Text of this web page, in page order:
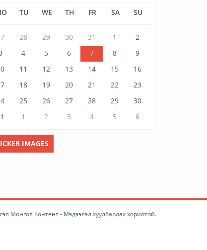
March 16, 2026 500
МУАЖ Д.Цэрэндарьзав: Гэртээ
харих замыг гэргий...
March 06, 2026
амьжиргааны доод төвшин
March 05, 2026 1117
гал морин жилийн ан...
February 08, 2026 2064
TU WE TH FR SA SU
28 29 30 31 1
2
4 5 6 7 8
9
11 12 13 14 15
16
18 19 20 21 22
23
25 26 27 28 29
30
1 2 3 4 5 6
IMAGES
Монгол Контент - Мэдээлэл хуулбарлах хориотой.